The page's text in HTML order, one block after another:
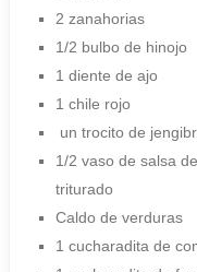
2 zanahorias
1/2 bulbo de hinojo
1 diente de ajo
1 chile rojo
un trocito de
1/2 vaso de salsa
triturado
Caldo de verduras
1 cucharadita de